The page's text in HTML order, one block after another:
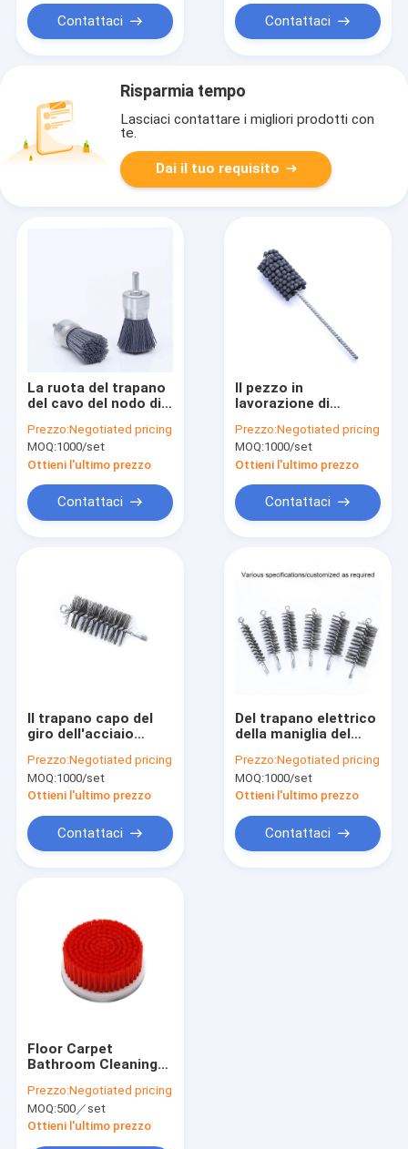
Prodotti
Mostra VR
Circa noi
Contattici
Contattaci Contattaci
Risparmia tempo
Lasciaci contattare i migliori prodotti con
te.
Dai il tuo requisito
La ruota del trapano
del cavo del nodo di
per l'eliminazione
delle superfici di
sfregatura di
corrosione della
ruggine
Prezzo:Negotiated pricing
MOQ:1000/set
Ottieni l'ultimo prezzo
Contattaci
Il pezzo in
lavorazione di
frantuma la spazzola
di pulizia rotatoria ha
personalizzato
Prezzo:Negotiated pricing
MOQ:1000/set
Ottieni l'ultimo prezzo
Contattaci
Il trapano capo del
giro dell'acciaio
spazzola sostenibile
Prezzo:Negotiated pricing
MOQ:1000/set
Ottieni l'ultimo prezzo
Contattaci
Del trapano elettrico
della maniglia del
ferro e legno
Prezzo:Negotiated pricing
MOQ:1000/set
Ottieni l'ultimo prezzo
Contattaci
Floor Carpet
Bathroom Cleaning
Cleaning Brush With
Pp Handle
Prezzo:Negotiated pricing
MOQ:500／set
Ottieni l'ultimo prezzo